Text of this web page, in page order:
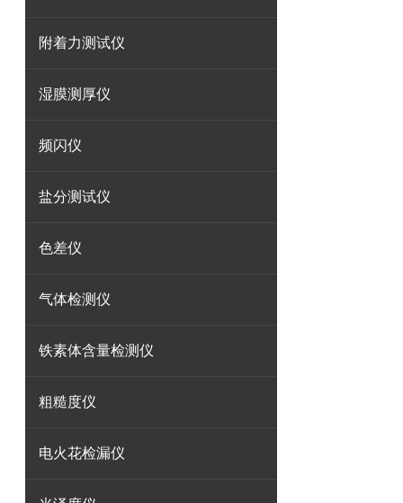
附着力测试仪
湿膜测厚仪
频闪仪
盐分测试仪
色差仪
气体检测仪
铁素体含量检测仪
粗糙度仪
电火花检漏仪